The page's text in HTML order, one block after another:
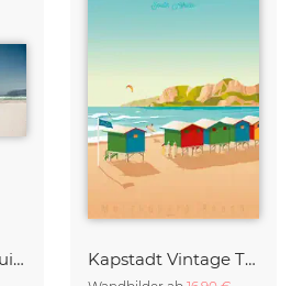
Am Strand von Muizenberg Kapstadt Vintage Travel Wandbild